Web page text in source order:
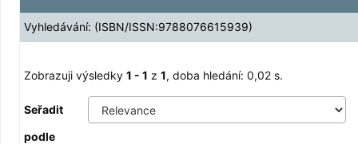
Vyhledávání: (ISBN/ISSN:9788076615939)
Zobrazuji výsledky 1 - 1 z 1, doba hledání: 0,02 s.
Seřadit
podle